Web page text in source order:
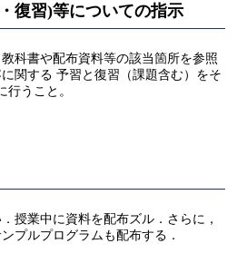
復習)等についての指示
科書や配布資料等の該当箇所を参照
関する 予習と復習（課題含む）をそ
行うこと。
授業中に資料を配布ズル．さらに，
プルプログラムも配布する．